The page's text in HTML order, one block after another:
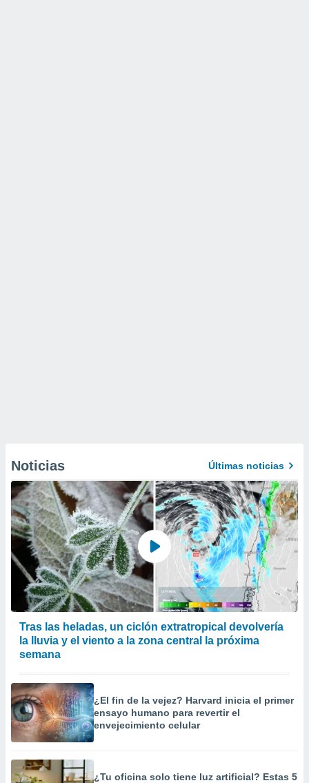
Noticias Últimas noticias
Tras las heladas, un ciclón extratropical devolvería
la lluvia y el viento a la zona central la próxima
semana
¿El fin de la vejez? Harvard inicia el primer
ensayo humano para revertir el
envejecimiento celular
¿Tu oficina solo tiene luz artificial? Estas 5